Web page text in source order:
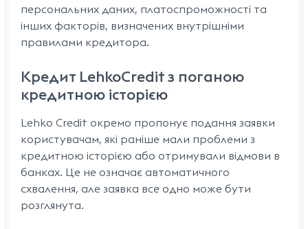
персональних даних, платоспроможності та
інших факторів, визначених внутрішніми
правилами кредитора.
Кредит LehkoCredit з поганою
кредитною історією
Lehko Credit окремо пропонує подання заявки
користувачам, які раніше мали проблеми з
кредитною історією або отримували відмови в
банках. Це не означає автоматичного
схвалення, але заявка все одно може бути
розглянута.